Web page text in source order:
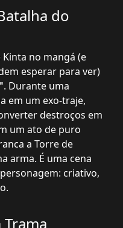
do
no mangá (e
esperar para ver)
. Durante uma
em um exo-traje,
destroços em
um ato de puro
a Torre de
arma. É uma cena
criativo,